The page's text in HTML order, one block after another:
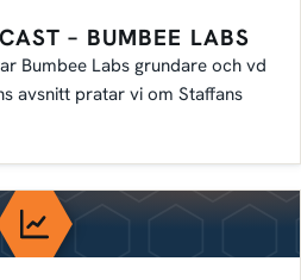
– BUMBEE LABS
Bumbee Labs grundare och vd
avsnitt pratar vi om Staffans